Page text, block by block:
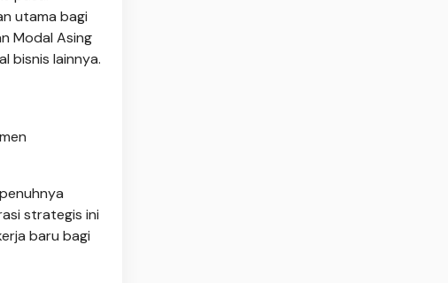
utama bagi
Modal Asing
bisnis lainnya.
strategis ini
baru bagi